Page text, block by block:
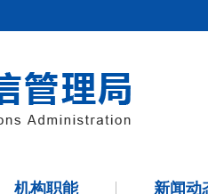
机构职能 新闻动